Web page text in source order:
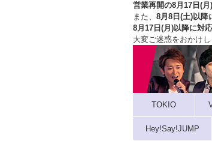
営業再開の8月17日(
また、 8月8日(土)以降
8月17日(月)以降に対応
大変ご迷惑をおかけし
TOKIO
Hey!Say!JUMP